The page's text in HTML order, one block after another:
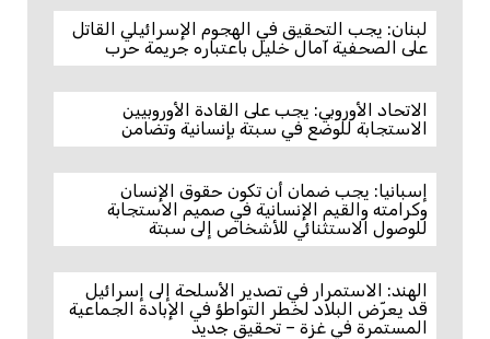
لبنان: يجب التحقيق في الهجوم الإسرائيلي القاتل
على الصحفية آمال خليل باعتباره جريمة حرب
الاتحاد الأوروبي: يجب على القادة الأوروبيين
الاستجابة للوضع في سبتة بإنسانية وتضامن
إسبانيا: يجب ضمان أن تكون حقوق الإنسان
وكرامته والقيم الإنسانية في صميم الاستجابة
للوصول الاستثنائي للأشخاص إلى سبتة
الهند: الاستمرار في تصدير الأسلحة إلى إسرائيل
قد يعرّض البلاد لخطر التواطؤ في الإبادة الجماعية
المستمرة في غزة – تحقيق جديد